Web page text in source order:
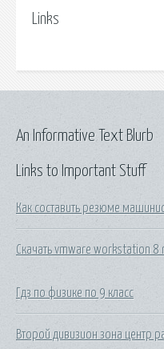
Links
Links to Important Stuff
Как составить резюме
Скачать vmware workstation 8
Гдз по физике по 9 класс
Второй дивизион зона центр
An Informative Text Blurb